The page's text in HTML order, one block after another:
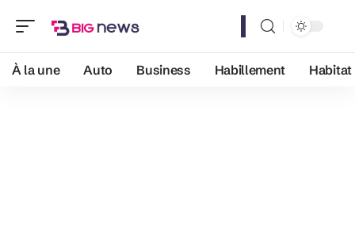
À la une Auto Business Habillement Habitat